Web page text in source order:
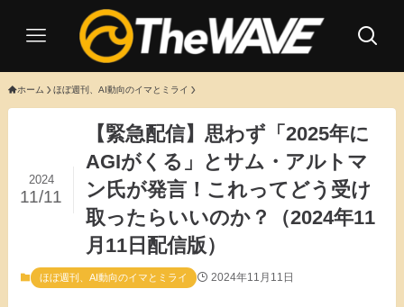
ホーム ほぼ週刊、AI動向のイマとミライ
【緊急配信】思わず「2025年に
AGIがくる」とサム・アルトマ
ン氏が発言！これってどう受け
取ったらいいのか？（2024年11
月11日配信版）
2024
11/11
ほぼ週刊、AI動向のイマとミライ 2024年11月11日